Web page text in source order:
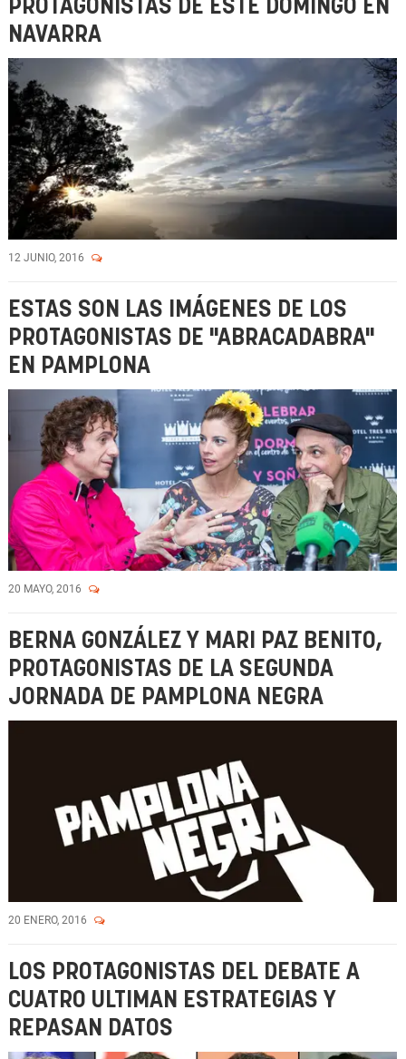
PROTAGONISTAS DE ESTE DOMINGO EN
NAVARRA
12 JUNIO, 2016
ESTAS SON LAS IMÁGENES DE LOS
PROTAGONISTAS DE "ABRACADABRA"
EN PAMPLONA
20 MAYO, 2016
BERNA GONZÁLEZ Y MARI PAZ BENITO,
PROTAGONISTAS DE LA SEGUNDA
JORNADA DE PAMPLONA NEGRA
20 ENERO, 2016
LOS PROTAGONISTAS DEL DEBATE A
CUATRO ULTIMAN ESTRATEGIAS Y
REPASAN DATOS